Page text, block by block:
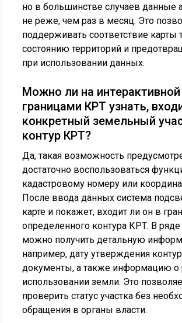
но в большинстве случаев данные
не реже, чем раз в месяц. Это
поддерживать соответствие карты
состоянию территорий и
при использовании данных.
Можно ли на интерактивной
границами КРТ узнать,
конкретный земельный
контур КРТ?
Да, такая возможность
достаточно воспользоваться
кадастровому номеру или
После ввода данных система
карте и покажет, входит ли он в
определенного контура КРТ. В
можно получить детальную
например, дату утверждения
документы, а также информацию
использовании земли. Это
проверить статус участка без
обращения в органы власти.